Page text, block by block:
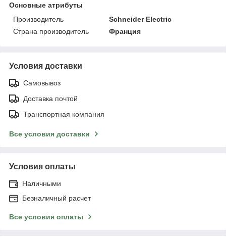
Основные атрибуты
Производитель
Schneider Electric
Страна производитель
Франция
Условия доставки
Самовывоз
Доставка почтой
Транспортная компания
Все условия доставки
Условия оплаты
Наличными
Безналичный расчет
Все условия оплаты